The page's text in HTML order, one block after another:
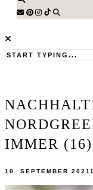
IMMER (16)
10. SEPTEMBER 2021